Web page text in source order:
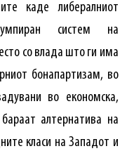
каде либералниот
систем на
со влада што ги има
бонапартизам, во
во економска,
алтернатива на
класи на Западот и